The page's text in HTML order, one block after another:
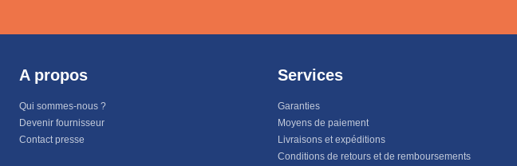
A propos
Qui sommes-nous ?
Devenir fournisseur
Contact presse
Services
Garanties
Moyens de paiement
Livraisons et expéditions
Conditions de retours et de remboursements